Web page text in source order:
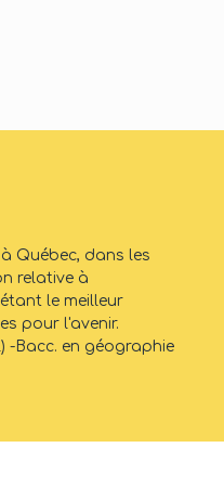
Québec, dans les
relative à
le meilleur
pour l'avenir.
-Bacc. en géographie